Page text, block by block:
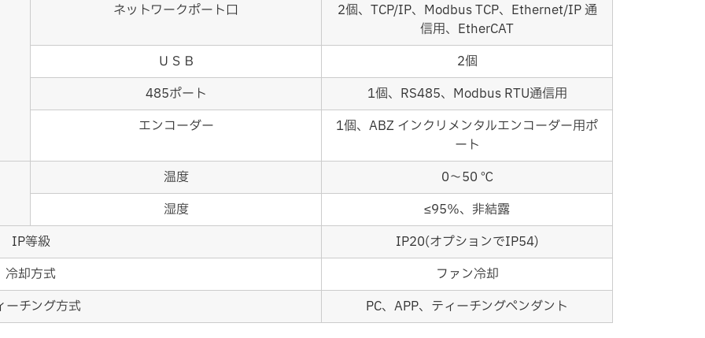
ネットワークポート口
2個、TCP/IP、Modbus TCP、Ethernet/IP 通
信用、EtherCAT
ＵＳＢ
2個
485ポート
1個、RS485、Modbus RTU通信用
エンコーダー
1個、ABZ インクリメンタルエンコーダー用ポ
ート
温度
0～50 ℃
湿度
≤95％、非結露
IP等級
IP20(オプションでIP54)
冷却方式
ファン冷却
ーチング方式
PC、APP、ティーチングペンダント